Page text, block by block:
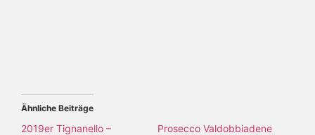
Ähnliche Beiträge
2019er Tignanello –
Prosecco Valdobbiadene